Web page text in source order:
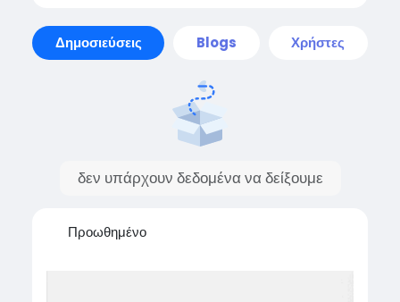
Δημοσιεύσεις Blogs Χρήστες
δεν υπάρχουν δεδομένα να δείξουμε
Προωθημένο